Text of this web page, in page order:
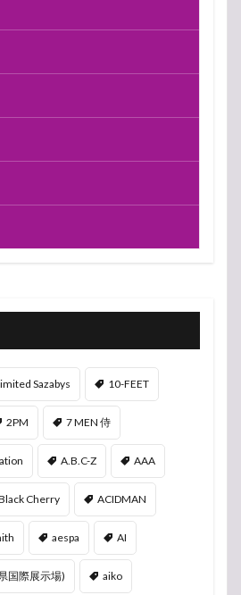
Sazabys 10-FEET
2PM 7 MEN 侍
A.B.C-Z AAA
Cherry ACIDMAN
aespa AI
国際展示場) aiko